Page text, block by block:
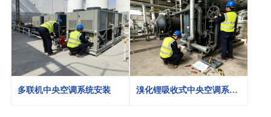
多联机中央空调系统安装
溴化锂吸收式中央空调系统